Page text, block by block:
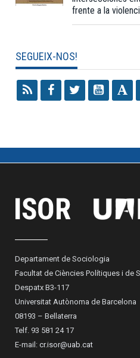
frente a la
SEGUEIX-NOS!
Departament de Sociologia
Facultat de Ciències Polítiques i de
Despatx B3-117
Universitat Autònoma de Barcelona
08193 – Bellaterra
Telf. 93 581 24 17
E-mail: cr.isor@uab.cat